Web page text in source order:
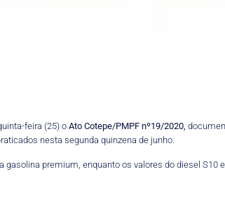
feira (25) oAto Cotepe/PMPF nº19/2020,
nesta segunda quinzena de junho.
premium, enquanto os valores do diesel S10